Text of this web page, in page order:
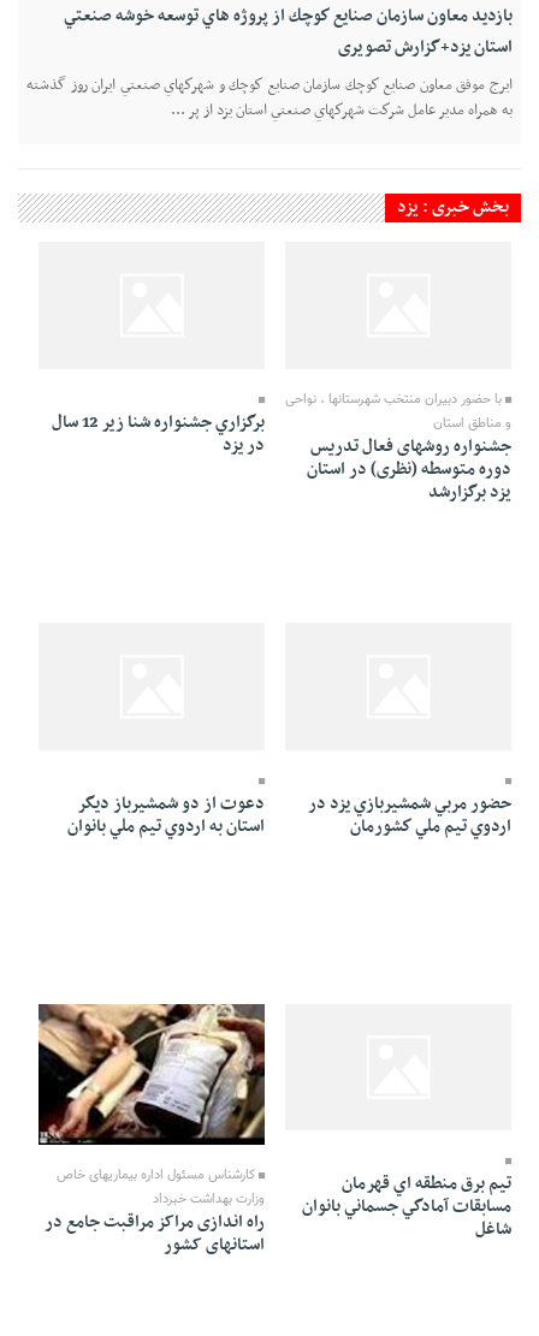
بازديد معاون سازمان صنايع كوچك از پروژه هاي توسعه خوشه صنعتي
استان يزد+گزارش تصویری
ايرج موفق معاون صنايع كوچك سازمان صنايع كوچك و شهركهاي صنعتي ايران روز گذشته
به همراه مدير عامل شركت شهركهاي صنعتي استان يزد از پر ...
بخش خبری : یزد
با حضور دبیران منتخب شهرستانها ، نواحی
و مناطق استان
جشنواره روشهای فعال تدریس
دوره متوسطه (نظری) در استان
یزد برگزارشد
برگزاري جشنواره شنا زير 12 سال
در يزد
حضور مربي شمشيربازي يزد در
اردوي تيم ملي كشورمان
دعوت از دو شمشيرباز ديگر
استان به اردوي تيم ملي بانوان
تيم برق منطقه اي قهرمان
مسابقات آمادگي جسماني بانوان
شاغل
27 Ordibehesht 1391 - 18:44
کارشناس مسئول اداره بیماریهای خاص
وزارت بهداشت خبرداد
راه اندازی مراکز مراقبت جامع در
استانهای کشور